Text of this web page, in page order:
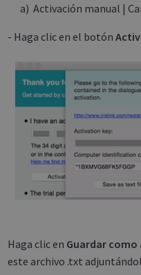
a) Activación manual |
- Haga clic en el botón
Haga clic en Guardar
este archivo .txt